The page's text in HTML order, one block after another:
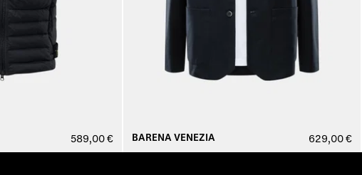
589,00 € BARENA VENEZIA 629,00 €